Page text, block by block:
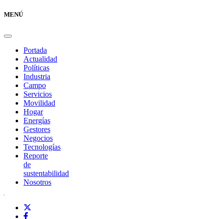
MENÚ
Portada
Actualidad
Políticas
Industria
Campo
Servicios
Movilidad
Hogar
Energías
Gestores
Negocios
Tecnologías
Reporte
de
sustentabilidad
Nosotros